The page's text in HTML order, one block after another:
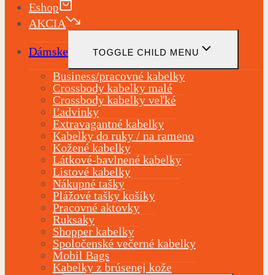
Eshop
AKCIA
Dámske TOGGLE CHILD MENU
Business/pracovné kabelky
Crossbody kabelky malé
Crossbody kabelky veľké
Ľadvinky
Extravagantné kabelky
Kabelky do ruky / na rameno
Kožené kabelky
Látkové-bavlnené kabelky
Listové kabelky
Nákupné tašky
Plážové tašky košíky
Pracovné aktovky
Ruksaky
Shopper kabelky
Spoločenské večerné kabelky
Mobil Bags
Kabelky z brúsenej kože